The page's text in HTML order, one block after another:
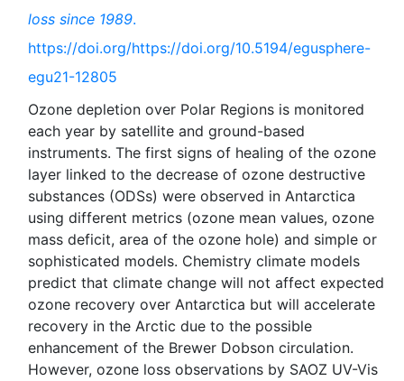
loss since 1989.
https://doi.org/https://doi.org/10.5194/egusphere-
egu21-12805
Ozone depletion over Polar Regions is monitored
each year by satellite and ground-based
instruments. The first signs of healing of the ozone
layer linked to the decrease of ozone destructive
substances (ODSs) were observed in Antarctica
using different metrics (ozone mean values, ozone
mass deficit, area of the ozone hole) and simple or
sophisticated models. Chemistry climate models
predict that climate change will not affect expected
ozone recovery over Antarctica but will accelerate
recovery in the Arctic due to the possible
enhancement of the Brewer Dobson circulation.
However, ozone loss observations by SAOZ UV-Vis